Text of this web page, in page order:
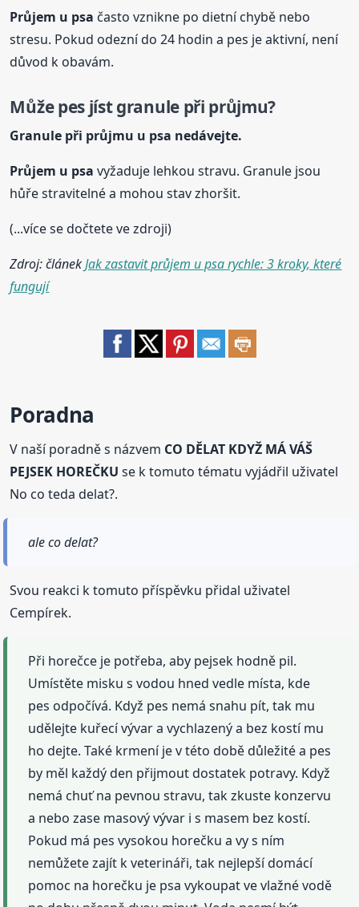
Průjem u psa často vznikne po dietní chybě nebo
stresu. Pokud odezní do 24 hodin a pes je aktivní, není
důvod k obavám.
Může pes jíst granule při průjmu?
Granule při průjmu u psa nedávejte.
Průjem u psa vyžaduje lehkou stravu. Granule jsou
hůře stravitelné a mohou stav zhoršit.
(...více se dočtete ve zdroji)
Zdroj: článekJak zastavit průjem u psa rychle: 3 kroky, které
fungují
Poradna
V naší poradně s názvem CO DĚLAT KDYŽ MÁ VÁŠ
PEJSEK HOREČKU se k tomuto tématu vyjádřil uživatel
No co teda delat?.
ale co delat?
Svou reakci k tomuto příspěvku přidal uživatel
Cempírek.
Při horečce je potřeba, aby pejsek hodně pil.
Umístěte misku s vodou hned vedle místa, kde
pes odpočívá. Když pes nemá snahu pít, tak mu
udělejte kuřecí vývar a vychlazený a bez kostí mu
ho dejte. Také krmení je v této době důležité a pes
by měl každý den přijmout dostatek potravy. Když
nemá chuť na pevnou stravu, tak zkuste konzervu
a nebo zase masový vývar i s masem bez kostí.
Pokud má pes vysokou horečku a vy s ním
nemůžete zajít k veterináři, tak nejlepší domácí
pomoc na horečku je psa vykoupat ve vlažné vodě